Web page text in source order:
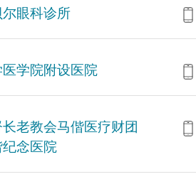
眼科诊所
学院附设医院
老教会马偕医疗财团
念医院